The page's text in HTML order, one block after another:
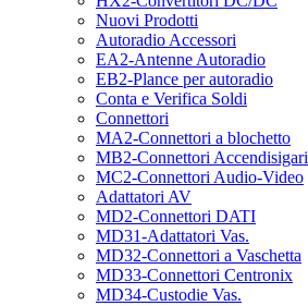
Nuovi Prodotti
Autoradio Accessori
EA2-Antenne Autoradio
EB2-Plance per autoradio
Conta e Verifica Soldi
Connettori
MA2-Connettori a blochetto
MB2-Connettori Accendisigari
MC2-Connettori Audio-Video
Adattatori AV
MD2-Connettori DATI
MD31-Adattatori Vas.
MD32-Connettori a Vaschetta
MD33-Connettori Centronix
MD34-Custodie Vas.